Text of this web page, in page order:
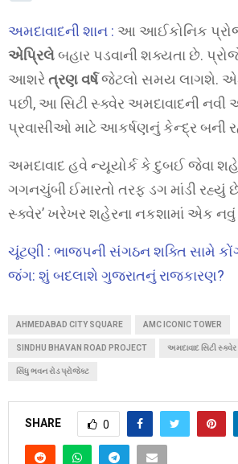
અમદાવાદની શાન : આ આઈકોનિક
એપ્રિલેબહાર પડવાની શક્યતા છે.
આશરેત્રણ વર્ષજેટલો સમય લાગશે.
પછી, આ સિટી સ્ક્વેર અમદાવાદની
પ્રવાસીઓ માટે આકર્ષણનું કેન્દ્ર બની
અમદાવાદ હવે ન્યૂયોર્ક કે દુબઈ જેવા
ગગનચુંબી ઈમારતો તરફ ડગ માંડી રહ્યું
સ્ક્વેર’ ખરેખર શહેરના નકશામાં એક
ચૂંટણી : ભાજપની સંગઠન શક્તિ સામે
જંગ: શું બદલાશે ગુજરાતનું રાજકારણ?
AHMEDABAD CITY SQUARE AMC ICONIC TOWER
SINDHU BHAVAN ROAD PROJECT અમદાવાદ સિટી સ્ક્વેર
સિંધુ ભવન રોડ પ્રોજેક્ટ
SHARE 0